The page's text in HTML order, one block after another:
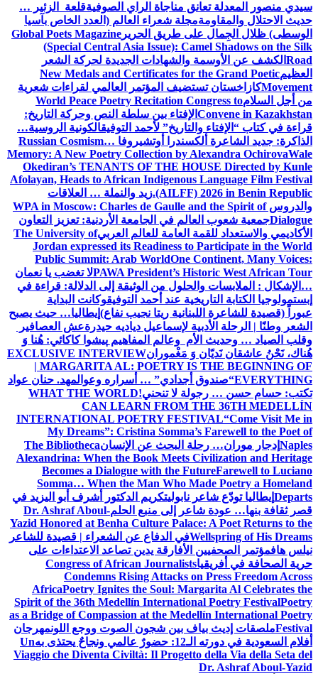
سيدي منصور المعدلة تعانق مناجاة الراي الصوفيةقلعة الزئير …
حديث الاحتلال والمقاومةمجلة شعراء العالم (العدد الخاص بآسيا
الوسطى) ظلال الجِمال على طريق الحرير Global Poets Magazine
(Special Central Asia Issue): Camel Shadows on the Silk
Road الكشف عن الأوسمة والشهادات الجديدة لحركة الشعر
العظيمNew Medals and Certificates for the Grand Poetic
Movementكازاخستان تستضيف المؤتمر العالمي لقراءات شعرية
من أجل السلامWorld Peace Poetry Recitation Congress to
Convene in Kazakhstan الإفتاء بين سلطة النص وحركة التاريخ:
قراءة في كتاب “الإفتاء والتاريخ” لأحمد التوفيقالكونية الروسية…
الذاكرة: جديد الشاعرة ألكسندرا أوتشيروفا Russian Cosmism…
Memory: A New Poetry Collection by Alexandra OchirovaWale
Okediran’s TENANTS OF THE HOUSE Directed by Kunle
Afolayan, Heads to African Indigenous Language Film Festival
(AILFF) 2026 in Benin Republic. زيد والنملة … العلاقات
والدروسWPA in Moscow: Charles de Gaulle and the Spirit of
Dialogueجمعية شعوب العالم في الجامعة الأردنية: تعزيز التعاون
الأكاديمي والاستعداد للقمة العامة للعالم العربيThe University of
Jordan expressed its Readiness to Participate in the World
Public Summit: Arab WorldOne Continent, Many Voices:
PAWA President’s Historic West African Tourلا تغضب يا نعمان
…الإشكال : الملابسات والحلول من الوثيقة إلى الدلالة: قراءة في
إبستمولوجيا الكتابة التاريخية عند أحمد التوفيقوكانت البداية
عبوراً (قصيدة للشاعرة اللبنانية ريتا نجيب نفاع) إيطاليا… حيث يصبح
الشعر وطنًا | الرحلة الأدبية لإسماعيل دياديه حيدرةعش العصافير
وقلب الصياد … وحديث الأم وعالم المفاهيم پیشوا کاکائي: هُنا وَ
هُناك، نَحْنُ عاشقان نَديّان وَ مَغْمورانEXCLUSIVE INTERVIEW
| MARGARITA AL: POETRY IS THE BEGINNING OF
EVERYTHING“صندوق أجدادي” … أسراره وعوالمهد. حنان عواد
تكتب: حسام حسن … رجولة لا تنحني!WHAT THE WORLD
CAN LEARN FROM THE 36TH MEDELLÍN
INTERNATIONAL POETRY FESTIVAL“Come Visit Me in
My Dreams”: Cristina Somma’s Farewell to the Poet of
Naples إدجار موران… رحلة البحث عن الإنسانThe Bibliotheca
Alexandrina: When the Book Meets Civilization and Heritage
Becomes a Dialogue with the FutureFarewell to Luciano
Somma… When the Man Who Made Poetry a Homeland
Departs إيطاليا تودّع شاعر نابوليتكريم الدكتور أشرف أبو اليزيد في
قصر ثقافة بنها… عودة شاعر إلى منبع الحلمDr. Ashraf Aboul-
Yazid Honored at Benha Culture Palace: A Poet Returns to the
Wellspring of His Dreamsفي الدفاع عن الشعراء | قصيدة للشاعر
نيلس هافمؤتمر الصحفيين الأفارقة يدين تصاعد الاعتداءات على
حرية الصحافة في أفريقياCongress of African Journalists
Condemns Rising Attacks on Press Freedom Across
AfricaPoetry Ignites the Soul: Margarita Al Celebrates the
Spirit of the 36th Medellín International Poetry FestivalPoetry
as a Bridge of Compassion at the Medellín International Poetry
Festivalملصقات إديث بياف بين شجون الصوت ووجع اللونمهرجان
أفلام السعودية في دورته الـ12: حضورٌ عالمي ونجاحٌ يحتذى به
Un
Viaggio che Diventa Civiltà: Il Progetto della Via della Seta del
Dr. Ashraf Aboul-Yazid